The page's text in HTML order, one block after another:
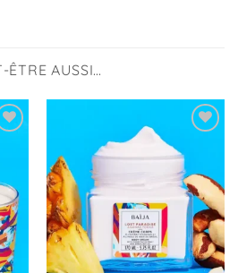
ÊTRE AUSSI…
d’envies